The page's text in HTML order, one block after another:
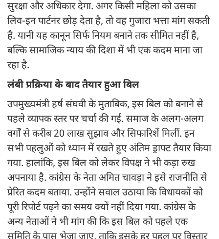
सुरक्षा और अधिकार देगा. अगर किसी महिला को उसका
लिव-इन पार्टनर छोड़ देता है, तो वह गुजारा भत्ता मांग सकती
है. यानी यह कानून सिर्फ नियम बनाने तक सीमित नहीं है,
बल्कि सामाजिक न्याय की दिशा में भी एक कदम माना जा
रहा है.
लंबी प्रक्रिया के बाद तैयार हुआ बिल
उपमुख्यमंत्री हर्ष संघवी के मुताबिक, इस बिल को बनाने से
पहले व्यापक स्तर पर चर्चा की गई. समाज के अलग-अलग
वर्गों से करीब 20 लाख सुझाव और सिफारिशें मिलीं. इन
सभी पहलुओं को ध्यान में रखते हुए अंतिम ड्राफ्ट तैयार किया
गया. हालांकि, इस बिल को लेकर विपक्ष ने भी कड़ा रुख
अपनाया है. कांग्रेस के नेता अमित चावड़ा ने इसे राजनीति से
प्रेरित कदम बताया. उन्होंने सवाल उठाया कि विधायकों को
पूरी रिपोर्ट पढ़ने का समय क्यों नहीं दिया गया. कांग्रेस के
अन्य नेताओं ने भी मांग की कि इस बिल को पहले एक